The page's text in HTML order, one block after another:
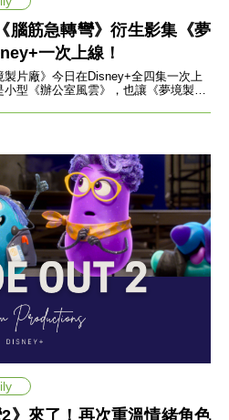
腦筋急轉彎》衍生影集《夢
一次上線！
製片廠》今日在Disney+全四集一次上
型《辦公室風雲》，也讓《夢境製片
》來了！再次重溫情緒角色